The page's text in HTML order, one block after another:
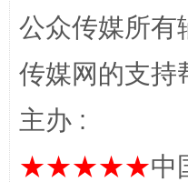
公众传媒所有
传媒网的支持
主办 :
★★★★★中